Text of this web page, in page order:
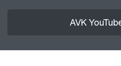
AVK